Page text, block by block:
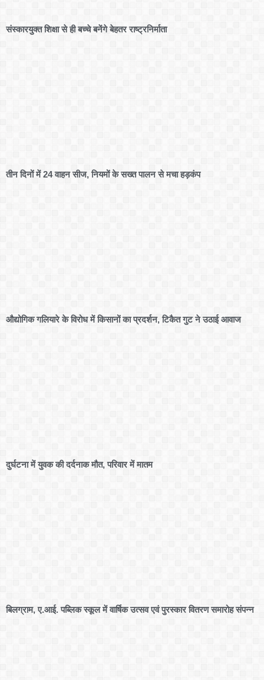
संस्कारयुक्त शिक्षा से ही बच्चे बनेंगे बेहतर राष्ट्रनिर्माता
तीन दिनों में 24 वाहन सीज, नियमों के सख्त पालन से मचा हड़कंप
औद्योगिक गलियारे के विरोध में किसानों का प्रदर्शन, टिकैत गुट ने उठाई आवाज
दुर्घटना में युवक की दर्दनाक मौत, परिवार में मातम
बिलग्राम, ए.आई. पब्लिक स्कूल में वार्षिक उत्सव एवं पुरस्कार वितरण समारोह संपन्न